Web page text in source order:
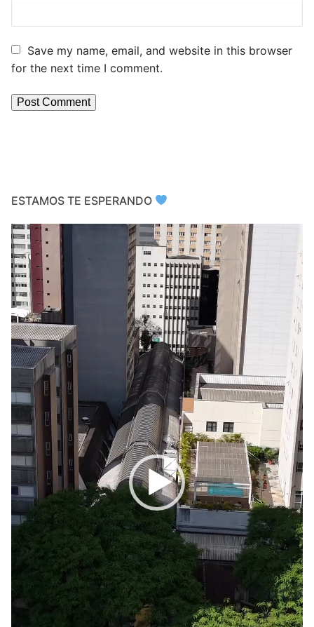
Save my name, email, and website in this browser
for the next time I comment.
ESTAMOS TE ESPERANDO
Video
Player